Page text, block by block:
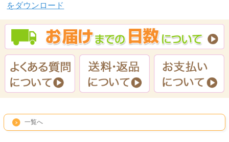
をダウンロード
一覧へ